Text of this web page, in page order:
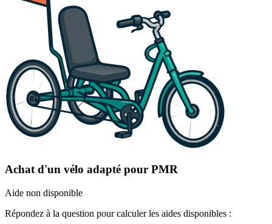
Achat d'un vélo adapté pour PMR
Aide non disponible
Répondez à la question pour calculer les aides disponibles :